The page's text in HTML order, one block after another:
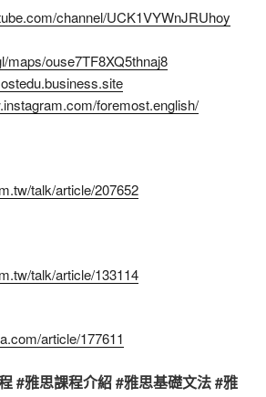
channel/UCK1VYWnJRUhoy
maps/ouse7TF8XQ5thnaj8
foremost.english/
talk/article/207652
talk/article/133114
article/177611
#雅思課程介紹 #雅思基礎文法 #雅